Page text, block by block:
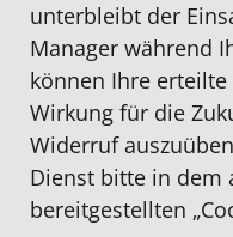
unterbleibt der
Manager während
können Ihre
Wirkung für die
Widerruf
Dienst bitte in dem
bereitgestellten